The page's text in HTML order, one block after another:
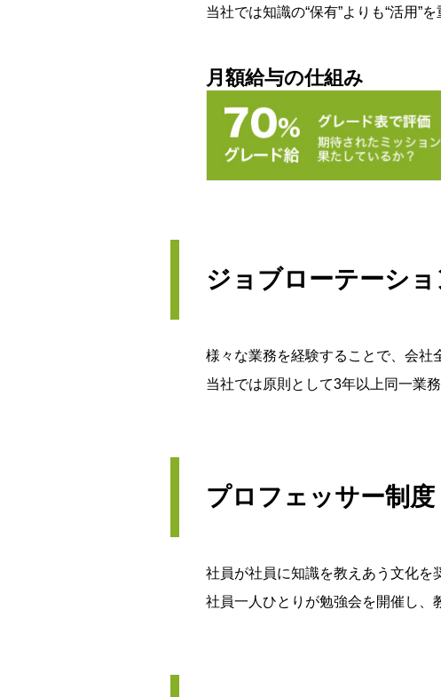
当社では知識の“保有”よりも“活用”
月額給与の仕組み
ジョブローテーシ
様々な業務を経験することで、会社
当社では原則として3年以上同一業
プロフェッサー制度
社員が社員に知識を教えあう文化を
社員一人ひとりが勉強会を開催し、